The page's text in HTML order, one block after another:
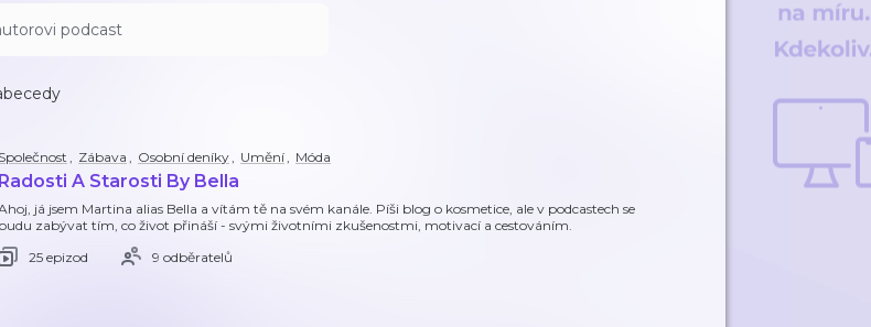
Společnost , Zábava , Osobní deníky, Umění, Móda
Radosti A Starosti By Bella
já jsem Martina alias Bella a vítám tě na svém kanále. Píši blog o kosmetice, ale v podcastech se
budu zabývat tím, co život přináší - svými životními zkušenostmi, motivací a cestováním.
25 epizod
9 odběratelů